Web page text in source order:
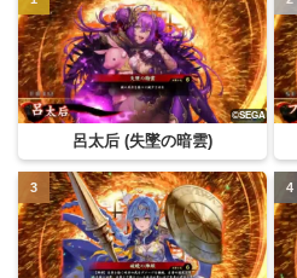
呂太后 (失墜の暗雲)